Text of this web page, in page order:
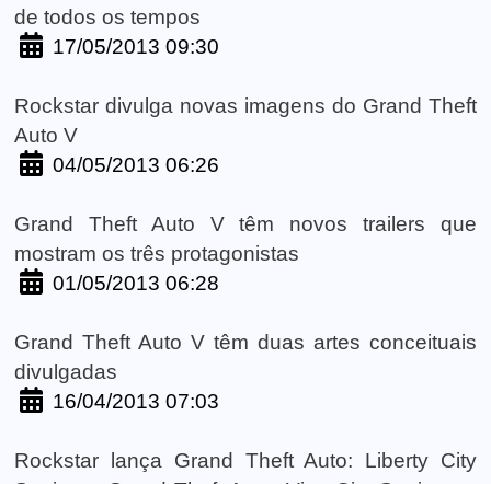
de todos os tempos
17/05/2013 09:30
Rockstar divulga novas imagens do Grand Theft
Auto V
04/05/2013 06:26
Grand Theft Auto V têm novos trailers que
mostram os três protagonistas
01/05/2013 06:28
Grand Theft Auto V têm duas artes conceituais
divulgadas
16/04/2013 07:03
Rockstar lança Grand Theft Auto: Liberty City